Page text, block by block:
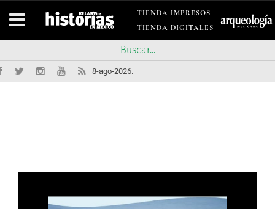
TIENDA IMPRESOS
TIENDA DIGITALES
8-ago-2026.